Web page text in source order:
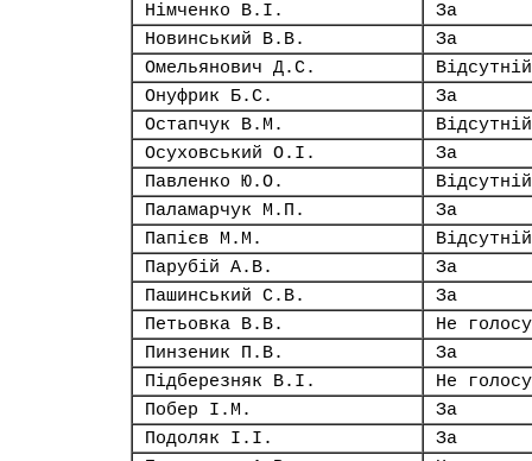
Німченко В.І.
За
Новинський В.В.
За
Омельянович Д.С.
Відсутній
Онуфрик Б.С.
За
Остапчук В.М.
Відсутній
Осуховський О.І.
За
Павленко Ю.О.
Відсутній
Паламарчук М.П.
За
Папієв М.М.
Відсутній
Парубій А.В.
За
Пашинський С.В.
За
Петьовка В.В.
Не
Пинзеник П.В.
За
Підберезняк В.І.
Не
Побер І.М.
За
Подоляк І.І.
За